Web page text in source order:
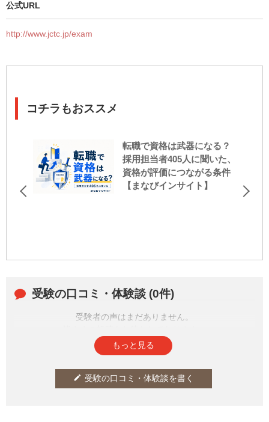
公式URL
http://www.jctc.jp/exam
コチラもおススメ
転職で資格は武器になる？
採用担当者405人に聞いた、
資格が評価につながる条件
【まなびインサイト】
受験の口コミ・体験談 (0件)
受験者の声はまだありません。
もっと見る
edit 受験の口コミ・体験談を書く